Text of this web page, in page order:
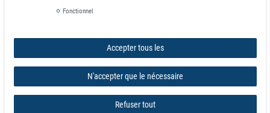
Fonctionnel
Accepter tous les
N'accepter que le nécessaire
Refuser tout